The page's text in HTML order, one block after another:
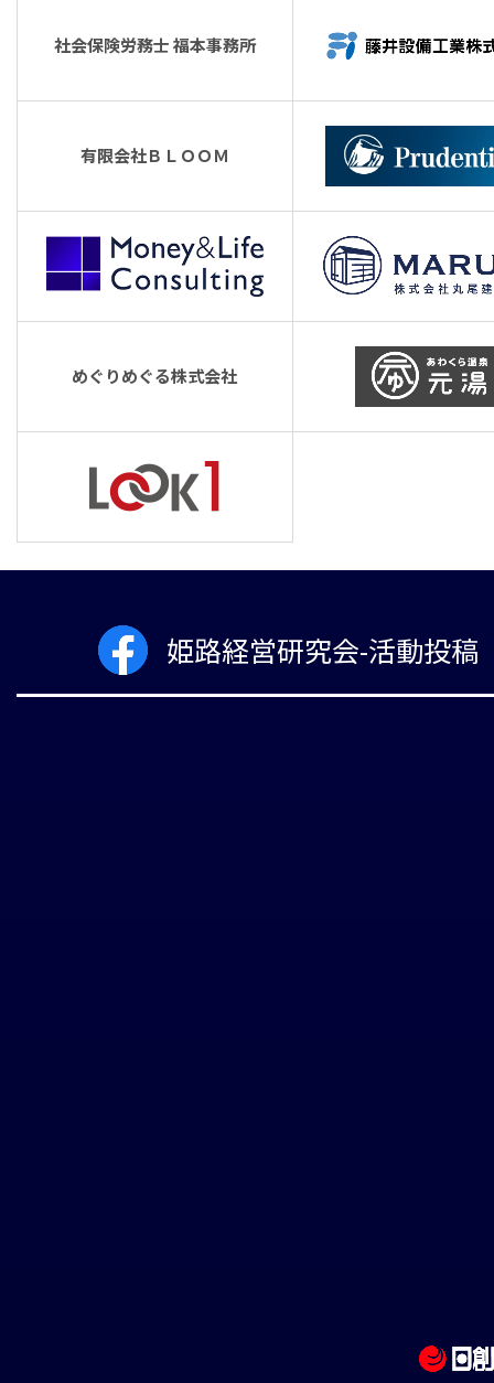
社会保険労務士 福本事務所
有限会社ＢＬＯＯＭ
めぐりめぐる株式会社
姫路経営研究会-活動投稿